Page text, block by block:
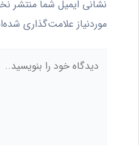
نشانی ایمیل شما منتشر
موردنیاز علامت‌گذاری
دیدگاه
خود